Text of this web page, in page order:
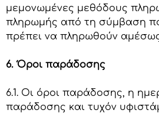
μεμονωμένες μεθόδους
πληρωμής από τη σύμβαση
πρέπει να πληρωθούν
6. Όροι παράδοσης
6.1. Οι όροι παράδοσης, η
παράδοσης και τυχόν